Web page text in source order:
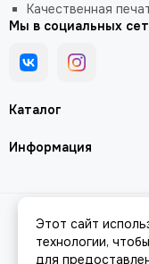
Каталог
Информация
Качественная
Мы в социальных
2026 © Интернет-
Этот сайт
технологии,
для